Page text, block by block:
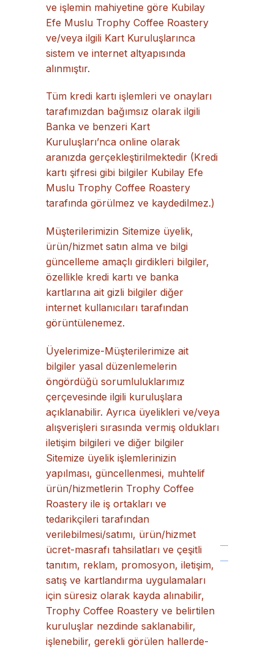
ve işlemin mahiyetine göre Kubilay
Efe Muslu Trophy Coffee Roastery
ve/veya ilgili Kart Kuruluşlarınca
sistem ve internet altyapısında
alınmıştır.
Tüm kredi kartı işlemleri ve onayları
tarafımızdan bağımsız olarak ilgili
Banka ve benzeri Kart
Kuruluşları’nca online olarak
aranızda gerçekleştirilmektedir (Kredi
kartı şifresi gibi bilgiler Kubilay Efe
Muslu Trophy Coffee Roastery
tarafında görülmez ve kaydedilmez.)
Müşterilerimizin Sitemize üyelik,
ürün/hizmet satın alma ve bilgi
güncelleme amaçlı girdikleri bilgiler,
özellikle kredi kartı ve banka
kartlarına ait gizli bilgiler diğer
internet kullanıcıları tarafından
görüntülenemez.
Üyelerimize-Müşterilerimize ait
bilgiler yasal düzenlemelerin
öngördüğü sorumluluklarımız
çerçevesinde ilgili kuruluşlara
açıklanabilir. Ayrıca üyelikleri ve/veya
alışverişleri sırasında vermiş oldukları
iletişim bilgileri ve diğer bilgiler
Sitemize üyelik işlemlerinizin
yapılması, güncellenmesi, muhtelif
ürün/hizmetlerin Trophy Coffee
Roastery ile iş ortakları ve
tedarikçileri tarafından
verilebilmesi/satımı, ürün/hizmet
ücret-masrafı tahsilatları ve çeşitli
tanıtım, reklam, promosyon, iletişim,
satış ve kartlandırma uygulamaları
için süresiz olarak kayda alınabilir,
Trophy Coffee Roastery ve belirtilen
kuruluşlar nezdinde saklanabilir,
işlenebilir, gerekli görülen hallerde-